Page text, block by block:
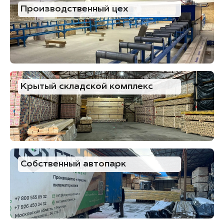
Производственный цех
Крытый складской комплекс
Собственный автопарк